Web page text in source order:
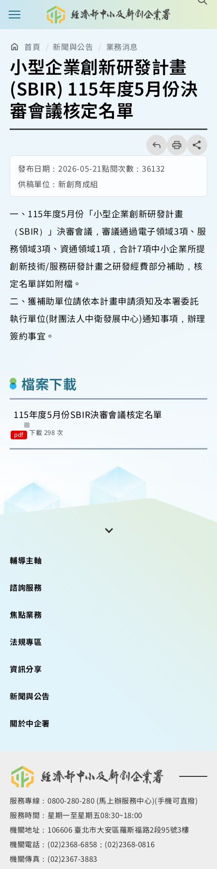
主選單案扭
首頁 新聞與公告 業務消息
小型企業創新研發計畫
(SBIR) 115年度5月份決
審會議核定名單
回
上
一
頁
列
印
share分享
發布日期： 2026-05-21點閱次數： 36132
供稿單位： 新創育成組
一、115年度5月份「小型企業創新研發計畫
（SBIR）」決審會議，審議通過電子領域3項、服
務領域3項、資通領域1項，合計7項中小企業所提
創新技術/服務研發計畫之研發經費部分補助，核
定名單詳如附檔。
二、獲補助單位請依本計畫申請須知及本署委託
執行單位(財團法人中衛發展中心)通知事項，辦理
簽約事宜。
檔案下載
115年度5月份SBIR決審會議核定名單
pdf 下載 298 次
輔導主軸
諮詢服務
焦點業務
法規專區
資訊分享
新聞與公告
關於中企署
服務專線：0800-280-280 (馬上辦服務中心)(手機可直撥)
服務時間：星期一至星期五08:30~18:00
機關地址：106606 臺北市大安區羅斯福路2段95號3樓
機關電話：(02)2368-6858；(02)2368-0816
機關傳真：(02)2367-3883